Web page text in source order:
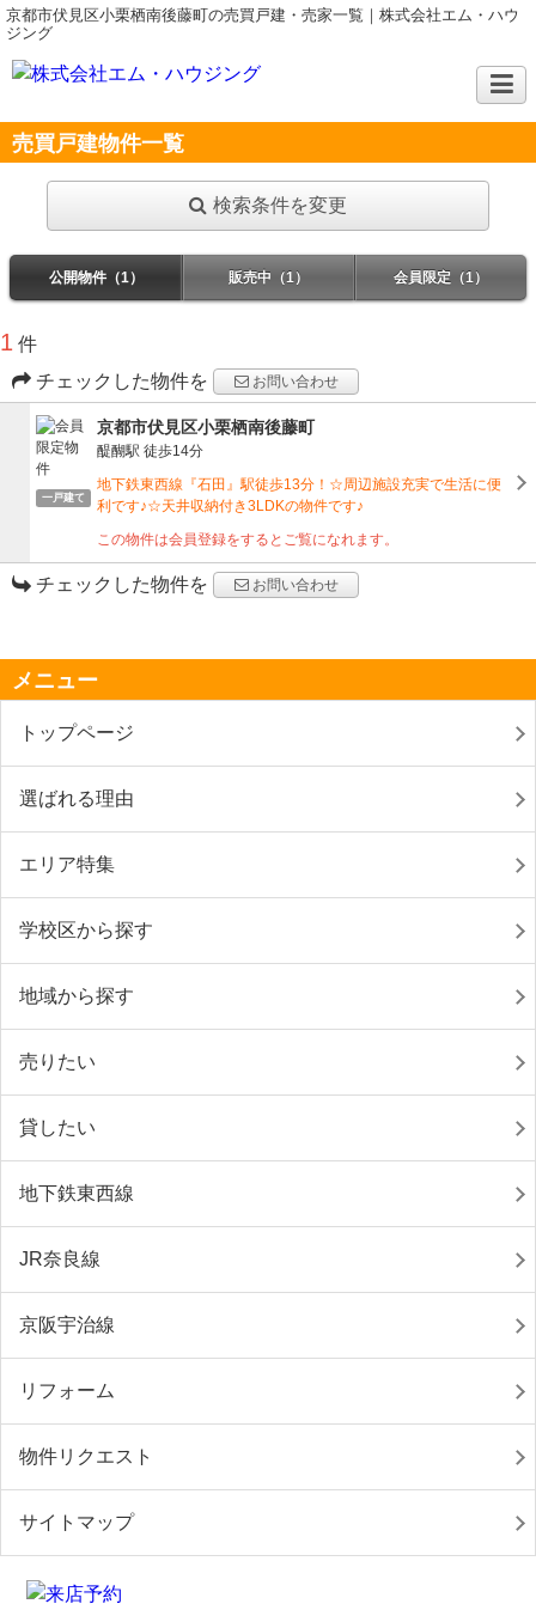
京都市伏見区小栗栖南後藤町の売買戸建・売家一覧｜株式会社エム・ハウ
ジング
売買戸建物件一覧
検索条件を変更
公開物件（1） 販売中（1） 会員限定（1）
1 件
チェックした物件を
お問い合わせ
一戸建て
京都市伏見区小栗栖南後藤町
醍醐駅 徒歩14分
地下鉄東西線『石田』駅徒歩13分！☆周辺施設充実で生活に便
利です♪☆天井収納付き3LDKの物件です♪
この物件は会員登録をするとご覧になれます。
チェックした物件を お問い合わせ
メニュー
トップページ
選ばれる理由
エリア特集
学校区から探す
地域から探す
売りたい
貸したい
地下鉄東西線
JR奈良線
京阪宇治線
リフォーム
物件リクエスト
サイトマップ